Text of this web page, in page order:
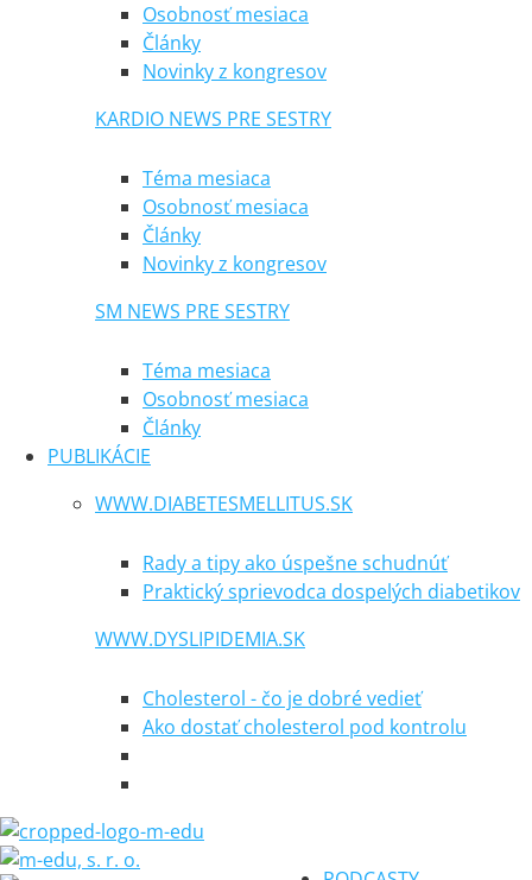
Osobnosť mesiaca
Články
Novinky z kongresov
KARDIO NEWS PRE SESTRY
Téma mesiaca
Osobnosť mesiaca
Články
Novinky z kongresov
SM NEWS PRE SESTRY
Téma mesiaca
Osobnosť mesiaca
Články
PUBLIKÁCIE
WWW.DIABETESMELLITUS.SK
Rady a tipy ako úspešne schudnúť
Praktický sprievodca dospelých diabetikov
WWW.DYSLIPIDEMIA.SK
Cholesterol - čo je dobré vedieť
Ako dostať cholesterol pod kontrolu